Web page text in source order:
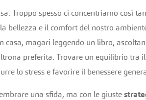
Troppo spesso ci concentriamo così
bellezza e il comfort del nostro
casa, magari leggendo un libro,
preferita. Trovare un equilibrio tra il
lo stress e favorire il benessere
una sfida, ma con le giuste